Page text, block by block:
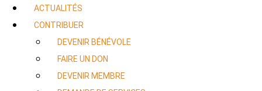
ACTUALITÉS
CONTRIBUER
DEVENIR BÉNÉVOLE
FAIRE UN DON
DEVENIR MEMBRE